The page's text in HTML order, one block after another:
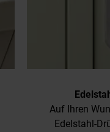
Auf Ihren
Edelstahl-